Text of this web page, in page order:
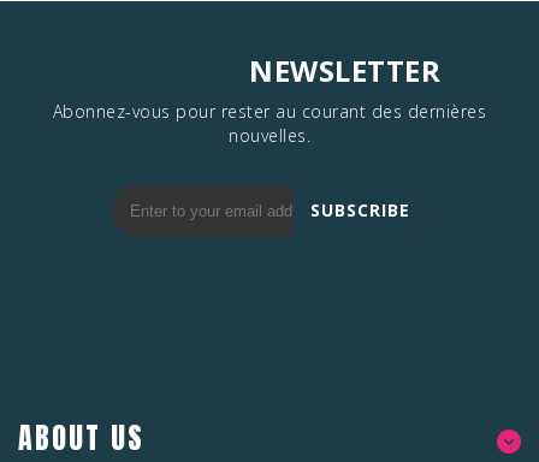
NEWSLETTER
Abonnez-vous pour rester au courant des dernières
nouvelles.
SUBSCRIBE
ABOUT US